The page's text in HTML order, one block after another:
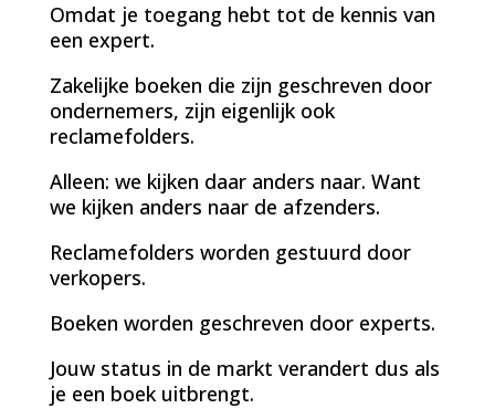
Omdat je toegang hebt tot de kennis van
een expert.
Zakelijke boeken die zijn geschreven door
ondernemers, zijn eigenlijk ook
reclamefolders.
Alleen: we kijken daar anders naar. Want
we kijken anders naar de afzenders.
Reclamefolders worden gestuurd door
verkopers.
Boeken worden geschreven door experts.
Jouw status in de markt verandert dus als
je een boek uitbrengt.